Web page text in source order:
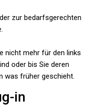
zur bedarfsgerechten
nicht mehr für den links
oder bis Sie deren
was früher geschieht.
in